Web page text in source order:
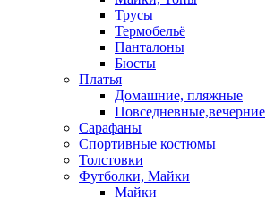
Трусы
Термобельё
Панталоны
Бюсты
Платья
Домашние, пляжные
Повседневные,вечерние
Сарафаны
Спортивные костюмы
Толстовки
Футболки, Майки
Майки